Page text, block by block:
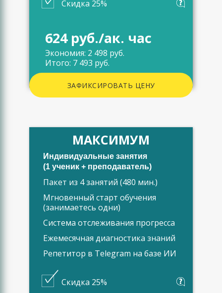
Скидка 25%
624 руб./ак. час
Экономия: 2 498 руб.
Итого: 7 493 руб.
ЗАФИКСИРОВАТЬ ЦЕНУ
МАКСИМУМ
Индивидуальные занятия
(1 ученик + преподаватель)
Пакет из 4 занятий (480 мин.)
Мгновенный старт обучения
(занимаетесь одни)
Система отслеживания прогресса
Ежемесячная диагностика знаний
Репетитор в Telegram на базе ИИ
Скидка 25%